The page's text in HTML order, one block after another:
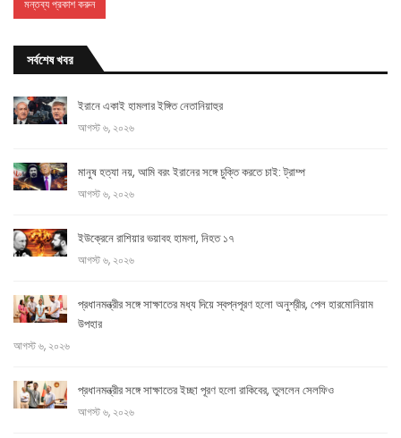
সর্বশেষ খবর
ইরানে একাই হামলার ইঙ্গিত নেতানিয়াহুর
আগস্ট ৬, ২০২৬
মানুষ হত্যা নয়, আমি বরং ইরানের সঙ্গে চুক্তি করতে চাই: ট্রাম্প
আগস্ট ৬, ২০২৬
ইউক্রেনে রাশিয়ার ভয়াবহ হামলা, নিহত ১৭
আগস্ট ৬, ২০২৬
প্রধানমন্ত্রীর সঙ্গে সাক্ষাতের মধ্য দিয়ে স্বপ্নপূরণ হলো অনুশ্রীর, পেল হারমোনিয়াম
উপহার
আগস্ট ৬, ২০২৬
প্রধানমন্ত্রীর সঙ্গে সাক্ষাতের ইচ্ছা পূরণ হলো রাকিবের, তুললেন সেলফিও
আগস্ট ৬, ২০২৬